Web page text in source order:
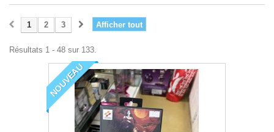
Afficher tout
1 2 3
Résultats 1 - 48 sur 133.
NOUVEAU